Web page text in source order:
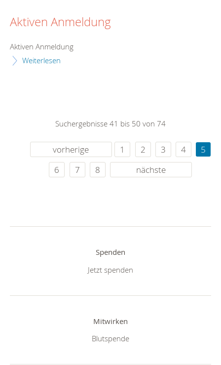
Aktiven Anmeldung
Aktiven Anmeldung
Weiterlesen
Suchergebnisse 41 bis 50 von 74
vorherige 1 2 3 4
5
6
7 8 nächste
Spenden
Jetzt spenden
Mitwirken
Blutspende